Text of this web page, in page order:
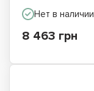
Нет в наличии
8 463 грн